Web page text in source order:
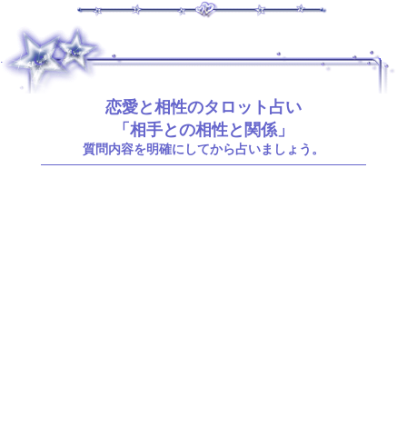
恋愛と相性のタロット占い
「相手との相性と関係」
質問内容を明確にしてから占いましょう。